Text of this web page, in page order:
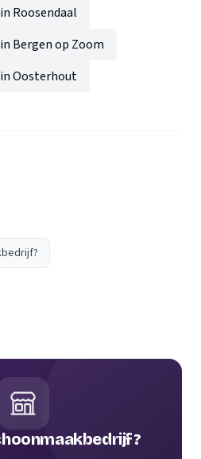
Roosendaal
Bergen op Zoom
Oosterhout